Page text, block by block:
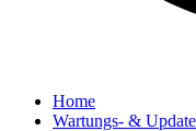
Home
Wartungs- &